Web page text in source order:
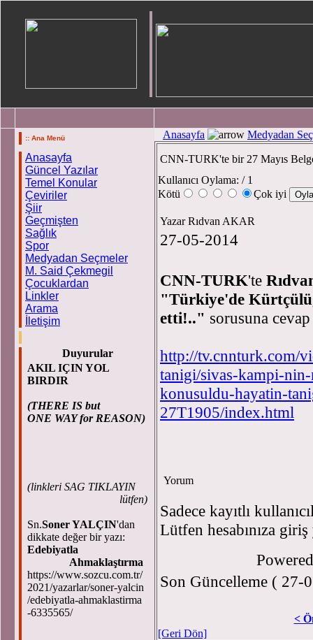
:: Ana Menü
Anasayfa
Güncel Yazılar
Temel Konular
Çeviriler
Şiir
Geçmişten
Sağlık
Spor
Medyadan Seçmeler
M. Said Çekmegil
Çocuklardan
Linkler
Arama
İletişim
Duyurular
AKIL IÇIN YOL
BIRDIR
(THERE IS but
ONE WAY for REASON)
(linkleri SAG TIKLAYIN
lütfen)
Sn.Soner YALÇIN'dan
dikkate değer bir yazı:
Edebiyatla
Ahmaklaştırma
https://www.sozcu.com.tr/
2021/yazarlar/soner-yalcin
/edebiyatla-ahmaklastirma
-6335565/
Anasayfa Medyadan
CNN-TURK'te bir 27 Mayıs
Kullanıcı Oylama: / 1
Kötü
Çok iyi
Yazar Rıdvan AKAR
27-05-2014
CNN-TURK'te
"Türkiye'de
etti!.." sorusuna
http://tv.cnnturk.com/
tanigi/sivas-kampi-
konusuldu-hayatin-
27T1905/index.html
Yorum
Sadece kayıtlı
Lütfen hesabınıza
Son Güncelleme ( 27-
<
[Geri Dön]